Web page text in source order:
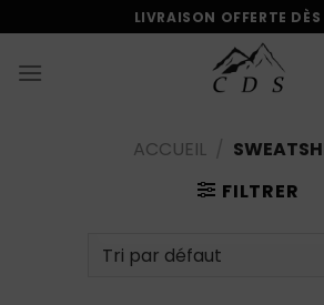
au
contenu
LIVRAISON OFFERTE
ACCUEIL
FILTRER